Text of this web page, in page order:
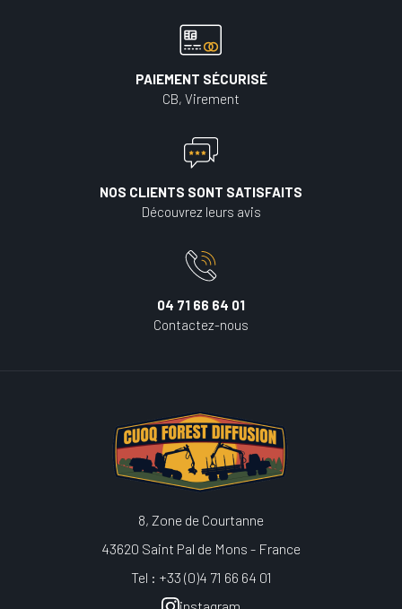
PAIEMENT SÉCURISÉ
CB, Virement
NOS CLIENTS SONT SATISFAITS
Découvrez leurs avis
04 71 66 64 01
Contactez-nous
8, Zone de Courtanne
43620 Saint Pal de Mons - France
Tel : +33 (0)4 71 66 64 01